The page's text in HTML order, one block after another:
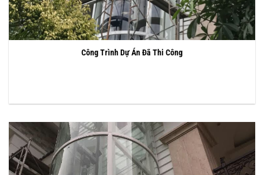
Công Trình Dự Án Đã Thi Công